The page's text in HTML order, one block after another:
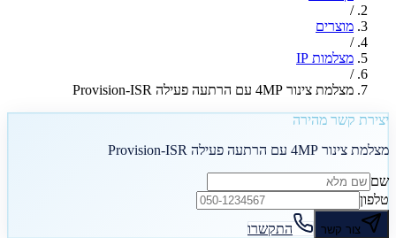
/
מוצרים
/
מצלמות IP
/
מצלמת צינור 4MP עם הרתעה פעילה Provision-ISR
יצירת קשר מהירה
מצלמת צינור 4MP עם הרתעה פעילה Provision-ISR
שם
טלפון
צור קשר
התקשרו